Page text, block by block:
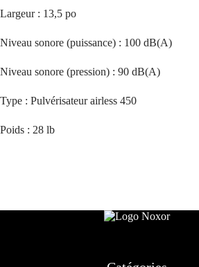
Largeur : 13,5 po
Niveau sonore (puissance) : 100 dB(A)
Niveau sonore (pression) : 90 dB(A)
Type : Pulvérisateur airless 450
Poids : 28 lb